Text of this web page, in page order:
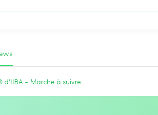
d'IIBA - Marche à suivre